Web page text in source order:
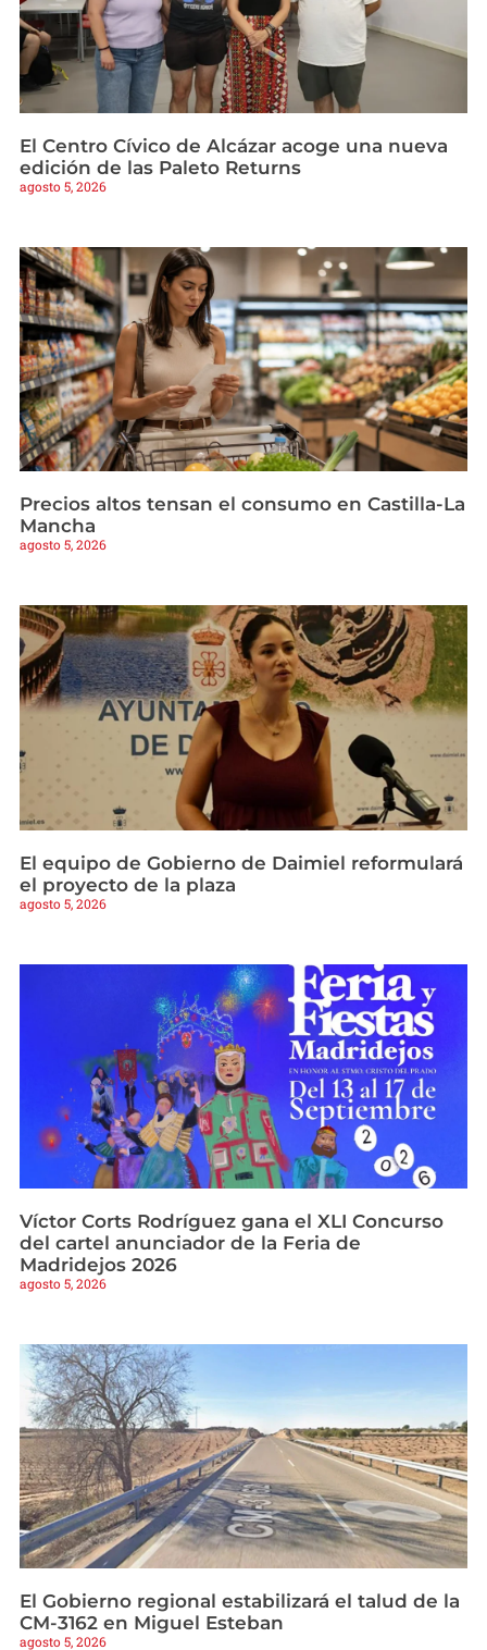
El Centro Cívico de Alcázar acoge una nueva
edición de las Paleto Returns
agosto 5, 2026
Precios altos tensan el consumo en Castilla-La
Mancha
agosto 5, 2026
El equipo de Gobierno de Daimiel reformulará
el proyecto de la plaza
agosto 5, 2026
Víctor Corts Rodríguez gana el XLI Concurso
del cartel anunciador de la Feria de
Madridejos 2026
agosto 5, 2026
El Gobierno regional estabilizará el talud de la
CM-3162 en Miguel Esteban
agosto 5, 2026